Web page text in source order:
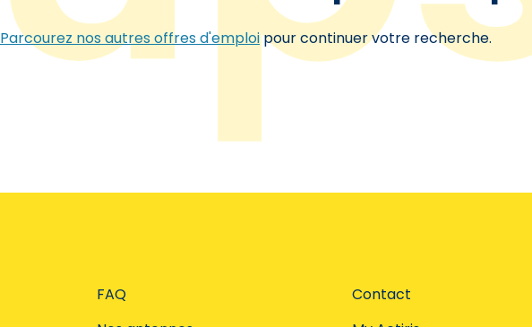
Parcourez nos autres offres d'emploipour continuer votre recherche.
FAQ
Contact